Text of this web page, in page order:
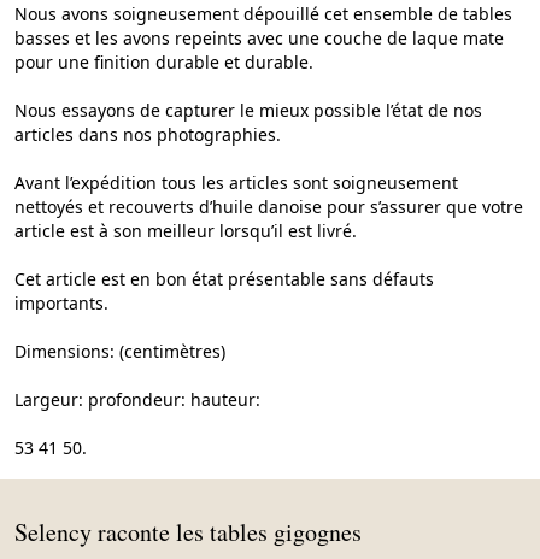
Nous avons soigneusement dépouillé cet ensemble de tables
basses et les avons repeints avec une couche de laque mate
pour une finition durable et durable.
Nous essayons de capturer le mieux possible l’état de nos
articles dans nos photographies.
Avant l’expédition tous les articles sont soigneusement
nettoyés et recouverts d’huile danoise pour s’assurer que votre
article est à son meilleur lorsqu’il est livré.
Cet article est en bon état présentable sans défauts
importants.
Dimensions: (centimètres)
Largeur: profondeur: hauteur:
53 41 50.
Selency raconte les tables gigognes